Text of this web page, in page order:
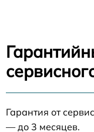
Гарантия от
— до 3 месяцев.